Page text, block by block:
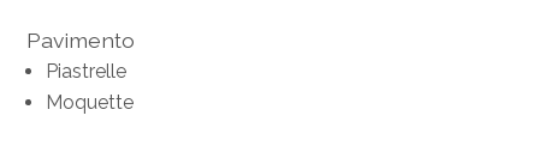
Pavimento
Piastrelle
Moquette